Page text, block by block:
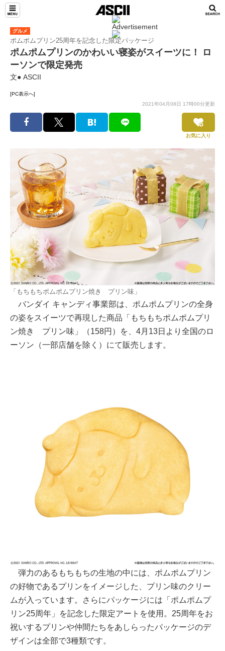
グルメ
ポムポムプリン25周年を記念した限定パッケージ
ポムポムプリンのかわいい寝姿がスイーツに！ ロ
ーソンで限定発売
文● ASCII
[PC表示へ]
2021年04月08日 17時00分更新
お気に入り
「もちもちポムポムプリン焼き プリン味」
バンダイ キャンディ事業部は、ポムポムプリンの全身
の姿をスイーツで再現した商品「もちもちポムポムプリ
ン焼き プリン味」（158円）を、4月13日より全国のロ
ーソン（一部店舗を除く）にて販売します。
弾力のあるもちもちの生地の中には、ポムポムプリン
の好物であるプリンをイメージした、プリン味のクリー
ムが入っています。さらにパッケージには「ポムポムプ
リン25周年」を記念した限定アートを使用。25周年をお
祝いするプリンや仲間たちをあしらったパッケージのデ
ザインは全部で3種類です。